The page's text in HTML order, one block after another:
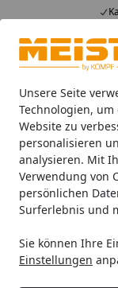
Unsere Seite
Technologien,
Website zu
personalisieren
analysieren. Mit
Verwendung von
persönlichen
Surferlebnis und
Sie können Ihre
Einstellungen
Alle Produkte
Mein Konto
Suchen
Startseite
Wieso
bestellen?
Um uns
und mit Ihrer
und